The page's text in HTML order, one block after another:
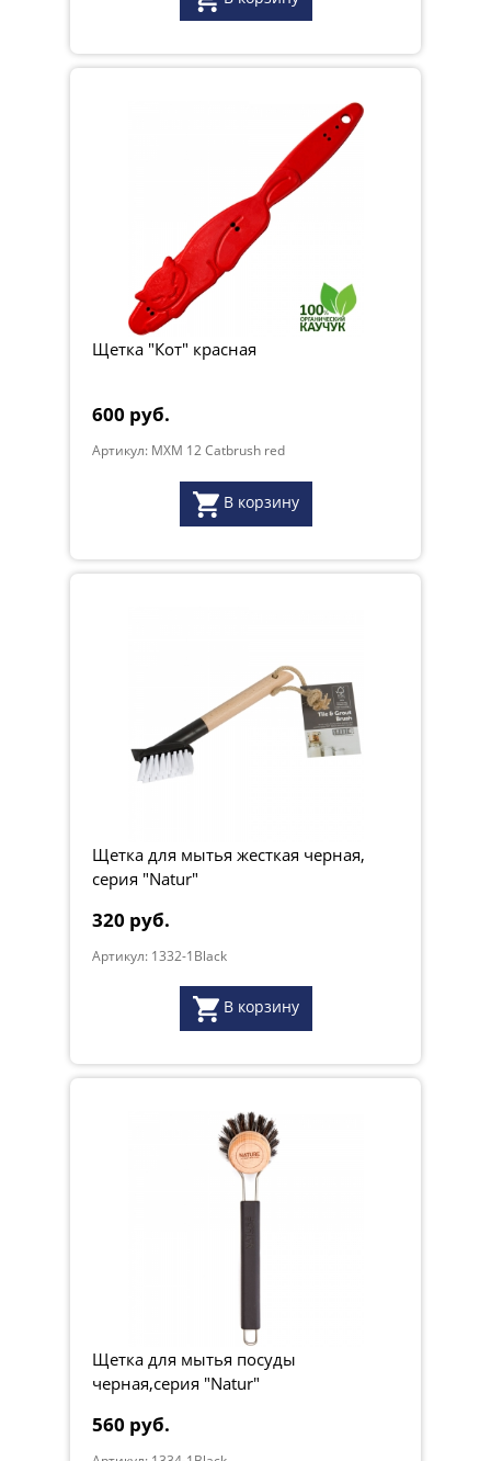
Щетка "Кот" красная
600 руб.
Артикул: MXM 12 Catbrush red
В корзину
Щетка для мытья жесткая черная,
серия "Natur"
320 руб.
Артикул: 1332-1Black
В корзину
Щетка для мытья посуды
черная,серия "Natur"
560 руб.